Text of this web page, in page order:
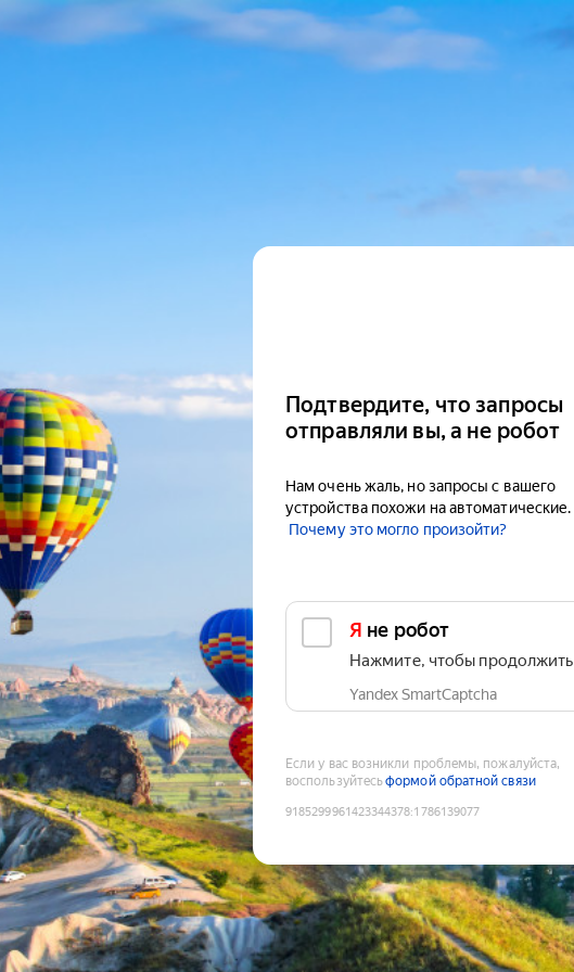
Подтвердите, что запросы
отправляли вы, а не робот
Нам очень жаль, но запросы с вашего
устройства похожи на автоматические.
Почему это могло произойти?
Я не робот
Нажмите, чтобы продолжить
Yandex SmartCaptcha
Если у вас возникли проблемы, пожалуйста,
воспользуйтесьформой обратной связи
9185299961423344378:1786139077